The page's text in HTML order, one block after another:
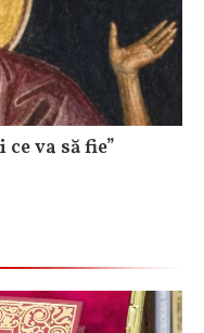
va să fie”